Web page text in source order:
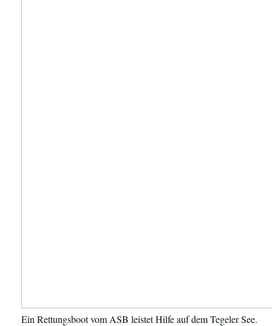
Ein Rettungsboot vom ASB leistet Hilfe auf dem Tegeler See.